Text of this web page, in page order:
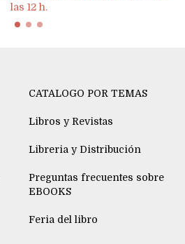
las 12 h.
CATALOGO POR TEMAS
Libros y Revistas
Libreria y Distribución
Preguntas frecuentes sobre
EBOOKS
Feria del libro